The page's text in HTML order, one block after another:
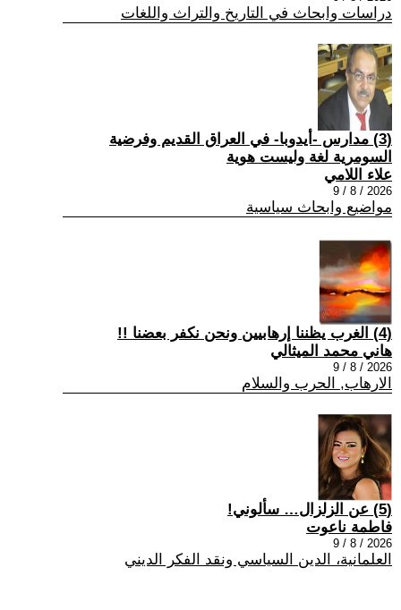
دراسات وابحاث في التاريخ والتراث واللغات
(3) مدارس -أيدوبا- في العراق القديم وفرضية
السومرية لغة وليست هوية
علاء اللامي
2026 / 8 / 9
مواضيع وابحاث سياسية
(4) الغرب يظننا إرهابيين ونحن نكفر بعضنا !!
هاني محمد الميثالي
2026 / 8 / 9
الارهاب, الحرب والسلام
(5) عن الزلزال… سألوني!
فاطمة ناعوت
2026 / 8 / 9
العلمانية، الدين السياسي ونقد الفكر الديني